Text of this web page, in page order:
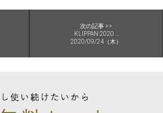
次の記事 >>
KLIPPAN 2020 ...
2020/09/24（木）